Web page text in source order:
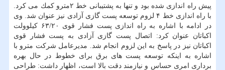
پیش راه اندازی شده بود و تنها به پشتیبانی خط ۲مترو كمك می كرد.
با راه اندازی خط ۴ لزوم توسعه پست گازی آزادی نیز عنوان شد. وی
در ادامه با اشاره به راه اندازی پست فشار قوی ۶۳/۲۰ كیلوولت
اكباتان عنوان كرد: اتصال پست گازی آزادی به پست فشار قوی
اكباتان نیز در پاسخ به این لزوم انجام شد. مدیرعامل شركت مترو با
اشاره به اینكه توسعه پست های برق برای خطوط در حال بهره
برداری امری حساس و نیازمند دقت بالا است، اظهار داشت: طراحی